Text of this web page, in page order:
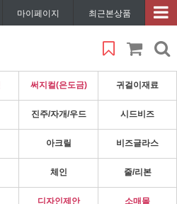
마이페이지 최근본상품
써지컬(은도금) 귀걸이재료
진주/자개/우드 시드비즈
아크릴 비즈글라스
체인 줄/리본
디자인제안 소매몰